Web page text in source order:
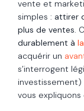
vente et
simples : attirer
plus de ventes.
durablement à
acquérir un
s’interrogent
vous expliquons